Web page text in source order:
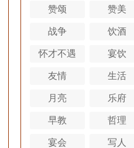
赞颂 赞美
战争 饮酒
怀才不遇 宴饮
友情 生活
月亮 乐府
早教 哲理
宴会 写人